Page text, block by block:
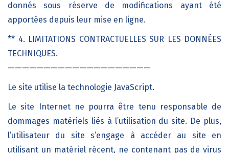
donnés sous réserve de modifications ayant été
apportées depuis leur mise en ligne.
** 4. LIMITATIONS CONTRACTUELLES SUR LES DONNÉES
TECHNIQUES.
————————————————————
Le site utilise la technologie JavaScript.
Le site Internet ne pourra être tenu responsable de
dommages matériels liés à l’utilisation du site. De plus,
l’utilisateur du site s’engage à accéder au site en
utilisant un matériel récent, ne contenant pas de virus